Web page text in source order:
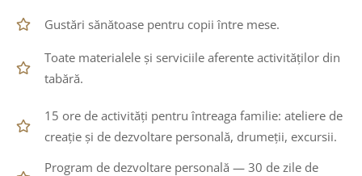
Gustări sănătoase pentru copii între mese.
Toate materialele și serviciile aferente activităților din
tabără.
15 ore de activități pentru întreaga familie: ateliere de
creație și de dezvoltare personală, drumeții, excursii.
Program de dezvoltare personală — 30 de zile de